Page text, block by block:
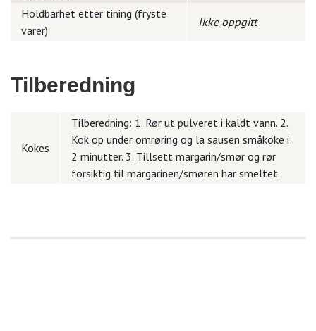
Holdbarhet etter tining (fryste
varer)
Ikke oppgitt
Tilberedning
Kokes
Tilberedning: 1. Rør ut pulveret i kaldt vann. 2.
Kok op under omrøring og la sausen småkoke i
2 minutter. 3. Tillsett margarin/smør og rør
forsiktig til margarinen/smøren har smeltet.